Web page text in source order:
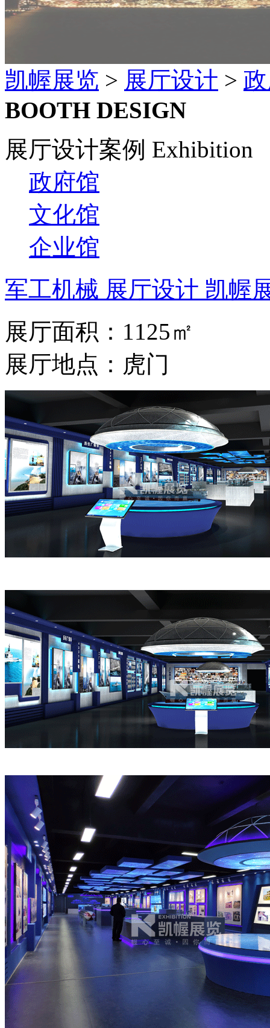
凯幄展览 > 展厅设计 >
BOOTH DESIGN
展厅设计案例 Exhibition
政府馆
文化馆
企业馆
军工机械 展厅设计 凯幄
展厅面积：1125㎡
展厅地点：虎门